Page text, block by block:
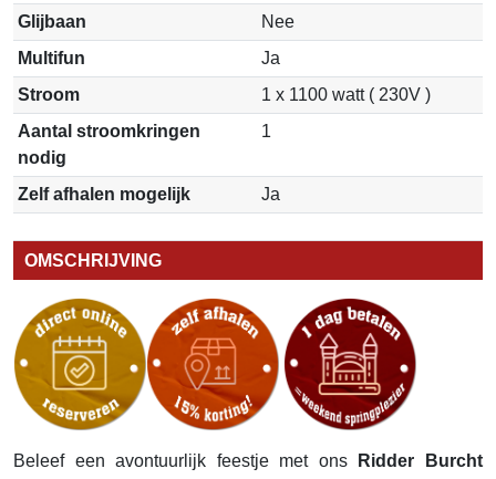
Glijbaan
Nee
Multifun
Ja
Stroom
1 x 1100 watt ( 230V )
Aantal stroomkringen
nodig
1
Zelf afhalen mogelijk Ja
OMSCHRIJVING
Beleef een avontuurlijk feestje met ons
Ridder Burcht